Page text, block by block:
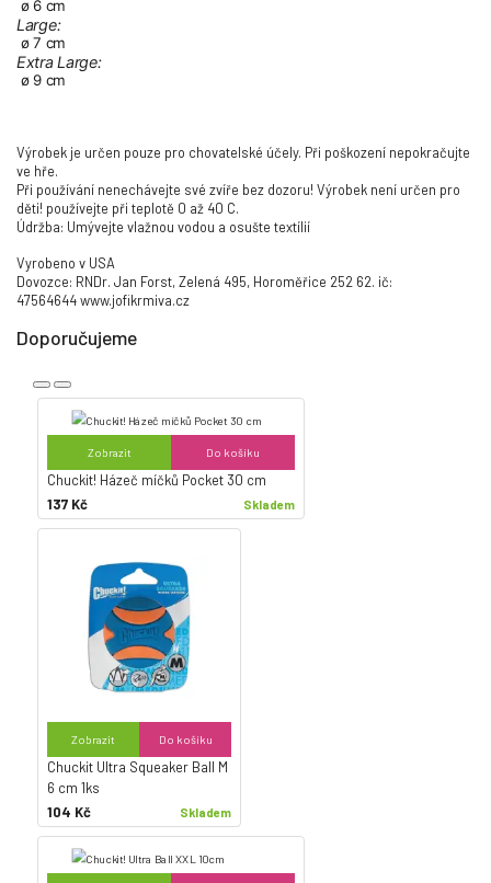
ø 6 cm
Large:
ø 7 cm
Extra Large:
ø 9 cm
Výrobek je určen pouze pro chovatelské účely. Při poškození nepokračujte
ve hře.
Při používání nenechávejte své zvíře bez dozoru! Výrobek není určen pro
děti! používejte při teplotě 0 až 40 C.
Údržba: Umývejte vlažnou vodou a osušte textílií
Vyrobeno v USA
Dovozce: RNDr. Jan Forst, Zelená 495, Horoměřice 252 62. ič:
47564644 www.jofikrmiva.cz
Doporučujeme
Zobrazit Do košíku
Chuckit! Házeč míčků Pocket 30 cm
137 Kč
Skladem
Zobrazit Do košíku
Chuckit Ultra Squeaker Ball M
6 cm 1ks
104 Kč
Skladem